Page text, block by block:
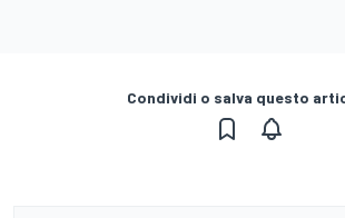
Condividi o salva questo